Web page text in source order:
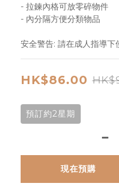
- 拉鍊內格可放零碎物件
- 內分隔方便分類物品
安全警告: 請在成人指導下
HK$86.00
預訂約2星期
現在預購